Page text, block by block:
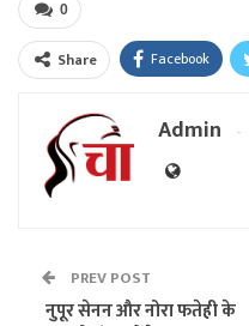
0
Share Facebook
Admin
PREV POST
नुपूर सेनन और नोरा फतेही के